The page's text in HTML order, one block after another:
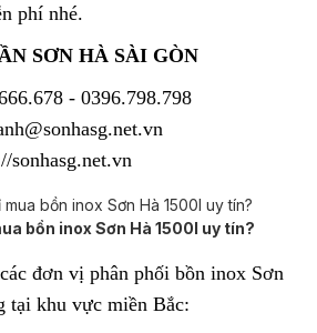
phí nhé.
SƠN HÀ SÀI GÒN
- 0396.798.798
sonhasg.net.vn
bồn inox Sơn Hà 1500l uy tín?
đơn vị phân phối bồn inox Sơn
tại khu vực miền Bắc: